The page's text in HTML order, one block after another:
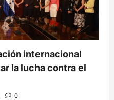
internacional
la lucha contra el
0